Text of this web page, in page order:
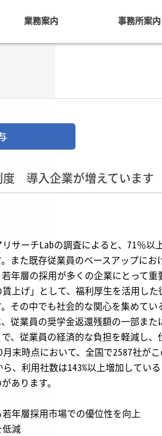
業務案内 事務所案内
度 導入企業が増えています
サーチLabの調査によると、71％以
また既存従業員のベースアップに
年層の採用が多くの企業にとって重
上げ」として、福利厚生を活用し
その中でも社会的な関心を集めてい
従業員の奨学金返還残額の一部また
、従業員の経済的な負担を軽減し
末時点において、全国で2587社が
、利用社数は143%以上増加してい
あります。
年層採用市場での優位性を向上
減